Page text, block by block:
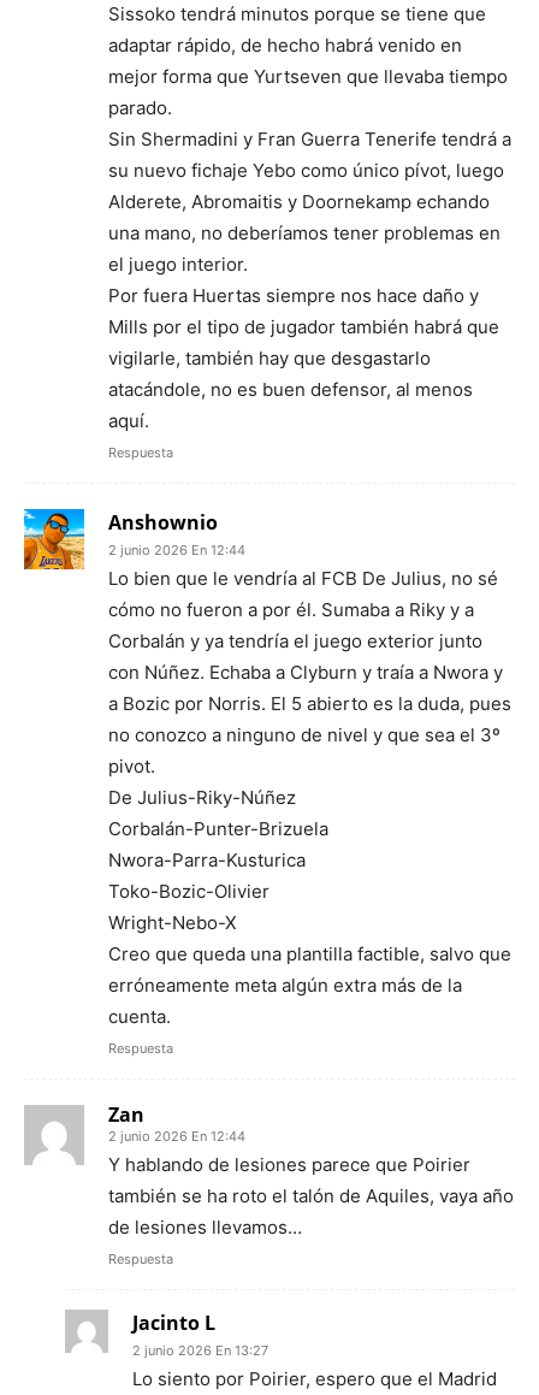
Sissoko tendrá minutos porque se tiene que
adaptar rápido, de hecho habrá venido en
mejor forma que Yurtseven que llevaba tiempo
parado.
Sin Shermadini y Fran Guerra Tenerife tendrá a
su nuevo fichaje Yebo como único pívot, luego
Alderete, Abromaitis y Doornekamp echando
una mano, no deberíamos tener problemas en
el juego interior.
Por fuera Huertas siempre nos hace daño y
Mills por el tipo de jugador también habrá que
vigilarle, también hay que desgastarlo
atacándole, no es buen defensor, al menos
aquí.
Respuesta
Anshownio
2 junio 2026 En 12:44
Lo bien que le vendría al FCB De Julius, no sé
cómo no fueron a por él. Sumaba a Riky y a
Corbalán y ya tendría el juego exterior junto
con Núñez. Echaba a Clyburn y traía a Nwora y
a Bozic por Norris. El 5 abierto es la duda, pues
no conozco a ninguno de nivel y que sea el 3º
pivot.
De Julius-Riky-Núñez
Corbalán-Punter-Brizuela
Nwora-Parra-Kusturica
Toko-Bozic-Olivier
Wright-Nebo-X
Creo que queda una plantilla factible, salvo que
erróneamente meta algún extra más de la
cuenta.
Respuesta
Zan
2 junio 2026 En 12:44
Y hablando de lesiones parece que Poirier
también se ha roto el talón de Aquiles, vaya año
de lesiones llevamos…
Respuesta
Jacinto L
2 junio 2026 En 13:27
Lo siento por Poirier, espero que el Madrid